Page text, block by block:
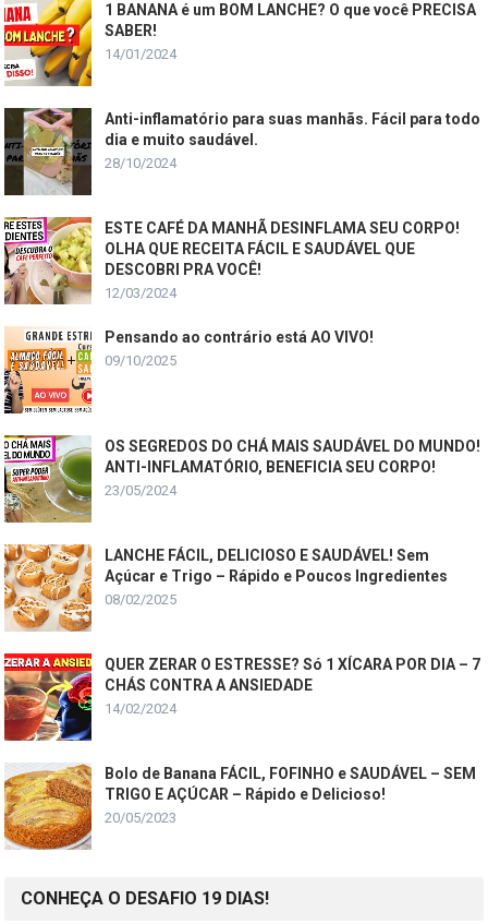
1 BANANA é um BOM LANCHE? O que você PRECISA
SABER!
14/01/2024
Anti-inflamatório para suas manhãs. Fácil para todo
dia e muito saudável.
28/10/2024
ESTE CAFÉ DA MANHÃ DESINFLAMA SEU CORPO!
OLHA QUE RECEITA FÁCIL E SAUDÁVEL QUE
DESCOBRI PRA VOCÊ!
12/03/2024
Pensando ao contrário está AO VIVO!
09/10/2025
OS SEGREDOS DO CHÁ MAIS SAUDÁVEL DO MUNDO!
ANTI-INFLAMATÓRIO, BENEFICIA SEU CORPO!
23/05/2024
LANCHE FÁCIL, DELICIOSO E SAUDÁVEL! Sem
Açúcar e Trigo – Rápido e Poucos Ingredientes
08/02/2025
QUER ZERAR O ESTRESSE? Só 1 XÍCARA POR DIA – 7
CHÁS CONTRA A ANSIEDADE
14/02/2024
Bolo de Banana FÁCIL, FOFINHO e SAUDÁVEL – SEM
TRIGO E AÇÚCAR – Rápido e Delicioso!
20/05/2023
CONHEÇA O DESAFIO 19 DIAS!